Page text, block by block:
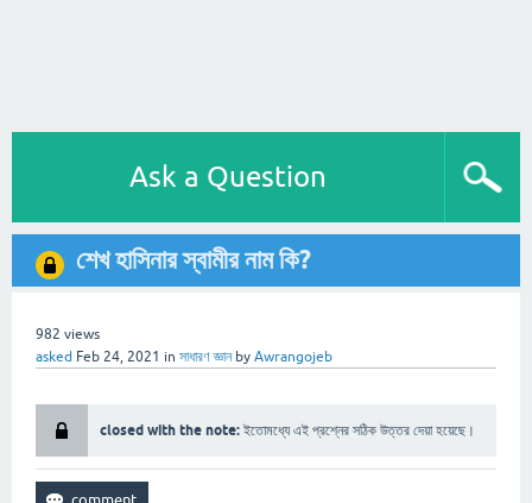
Ask a Question
শেখ হাসিনার স্বামীর নাম কি?
982 views
asked Feb 24, 2021 in সাধারণ জ্ঞান by Awrangojeb
closed with the note: ইতোমধ্যে এই প্রশ্নের সঠিক উত্তর দেয়া হয়েছে।